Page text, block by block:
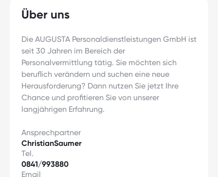
Über uns
Die AUGUSTA Personaldienstleistungen GmbH ist
seit 30 Jahren im Bereich der
Personalvermittlung tätig. Sie möchten sich
beruflich verändern und suchen eine neue
Herausforderung? Dann nutzen Sie jetzt Ihre
Chance und profitieren Sie von unserer
langjährigen Erfahrung.
Ansprechpartner
ChristianSaumer
Tel.
0841/993880
Email